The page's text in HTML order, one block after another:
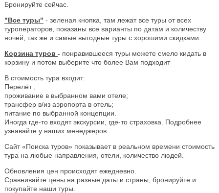
Бронируйте сейчас.
"Все туры" - зеленая кнопка, там лежат все туры от всех
туроператоров, показаны все варианты по датам и количеству
ночей, так же и самые выгодные туры с хорошими скидками.
Корзина туров - понравившееся туры можете смело кидать в
корзину и потом выберите что более Вам подходит
В стоимость тура входит:
Перелёт ;
проживание в выбранном вами отеле;
трансфер в/из аэропорта в отель;
питание по выбранной концепции.
Иногда где-то входят экскурсии, где-то страховка. Подробнее
узнавайте у наших менеджеров.
Сайт «Поиска туров» показывает в реальном времени стоимость
тура на любые направления, отели, количество людей.
Обновления цен происходят ежедневно.
Сравнивайте цены на разные даты и страны, бронируйте и
покупайте наши туры.